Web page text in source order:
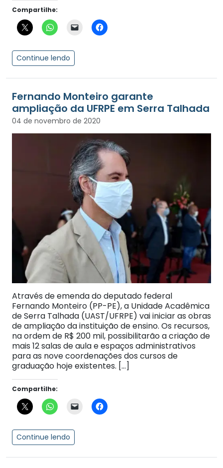
Compartilhe:
Continue lendo
Fernando Monteiro garante
ampliação da UFRPE em Serra Talhada
04 de novembro de 2020
Através de emenda do deputado federal
Fernando Monteiro (PP-PE), a Unidade Acadêmica
de Serra Talhada (UAST/UFRPE) vai iniciar as obras
de ampliação da instituição de ensino. Os recursos,
na ordem de R$ 200 mil, possibilitarão a criação de
mais 12 salas de aula e espaços administrativos
para as nove coordenações dos cursos de
graduação hoje existentes. […]
Compartilhe:
Continue lendo